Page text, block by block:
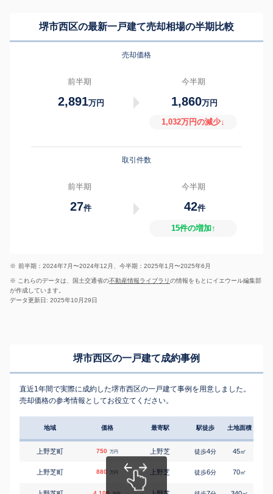
堺市西区の最新一戸建て売却相場の半期比較
売却価格
前半期
2,891万円
今半期
1,860万円
1,032万円の減少↓
取引件数
前半期
27件
今半期
42件
15件の増加↑
※ 前半期：2024年7月〜2024年12月、今半期：2025年1月〜2025年6月
※ これらのデータは、国土交通省の不動産情報ライブラリの情報をもとにイエウール編集部
が作成しています。
データ更新日: 2025年10月29日
堺市西区の一戸建て成約事例
直近1年間で実際に成約した堺市西区の一戸建て事例を用意しました。
売却価格の参考情報としてお役立てください。
地域 価格 最寄駅 駅徒歩 土地面積
上野芝町 750 万円 上野芝 徒歩4分 45㎡
上野芝町 880 万円 上野芝 徒歩6分 70㎡